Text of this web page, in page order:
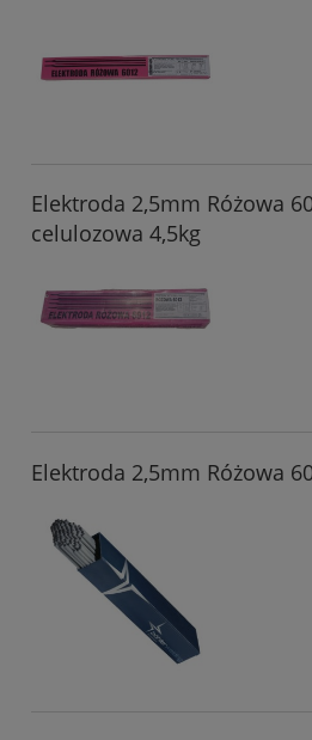
Elektroda 2,5mm Różowa
celulozowa 4,5kg
Elektroda 2,5mm Różowa